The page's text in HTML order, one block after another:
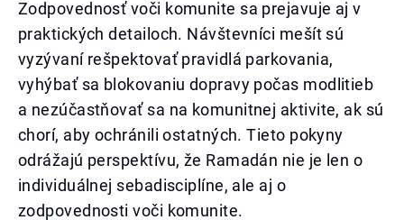
Zodpovednosť voči komunite sa prejavuje aj v
praktických detailoch. Návštevníci mešít sú
vyzývaní rešpektovať pravidlá parkovania,
vyhýbať sa blokovaniu dopravy počas modlitieb
a nezúčastňovať sa na komunitnej aktivite, ak sú
chorí, aby ochránili ostatných. Tieto pokyny
odrážajú perspektívu, že Ramadán nie je len o
individuálnej sebadisciplíne, ale aj o
zodpovednosti voči komunite.